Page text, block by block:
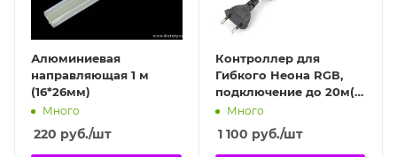
Алюминиевая
направляющая 1 м
(16*26мм)
Много
220 руб./шт
Контроллер для
Гибкого Неона RGВ,
подключение до 20м( 8
режимов)
Много
1 100 руб./шт